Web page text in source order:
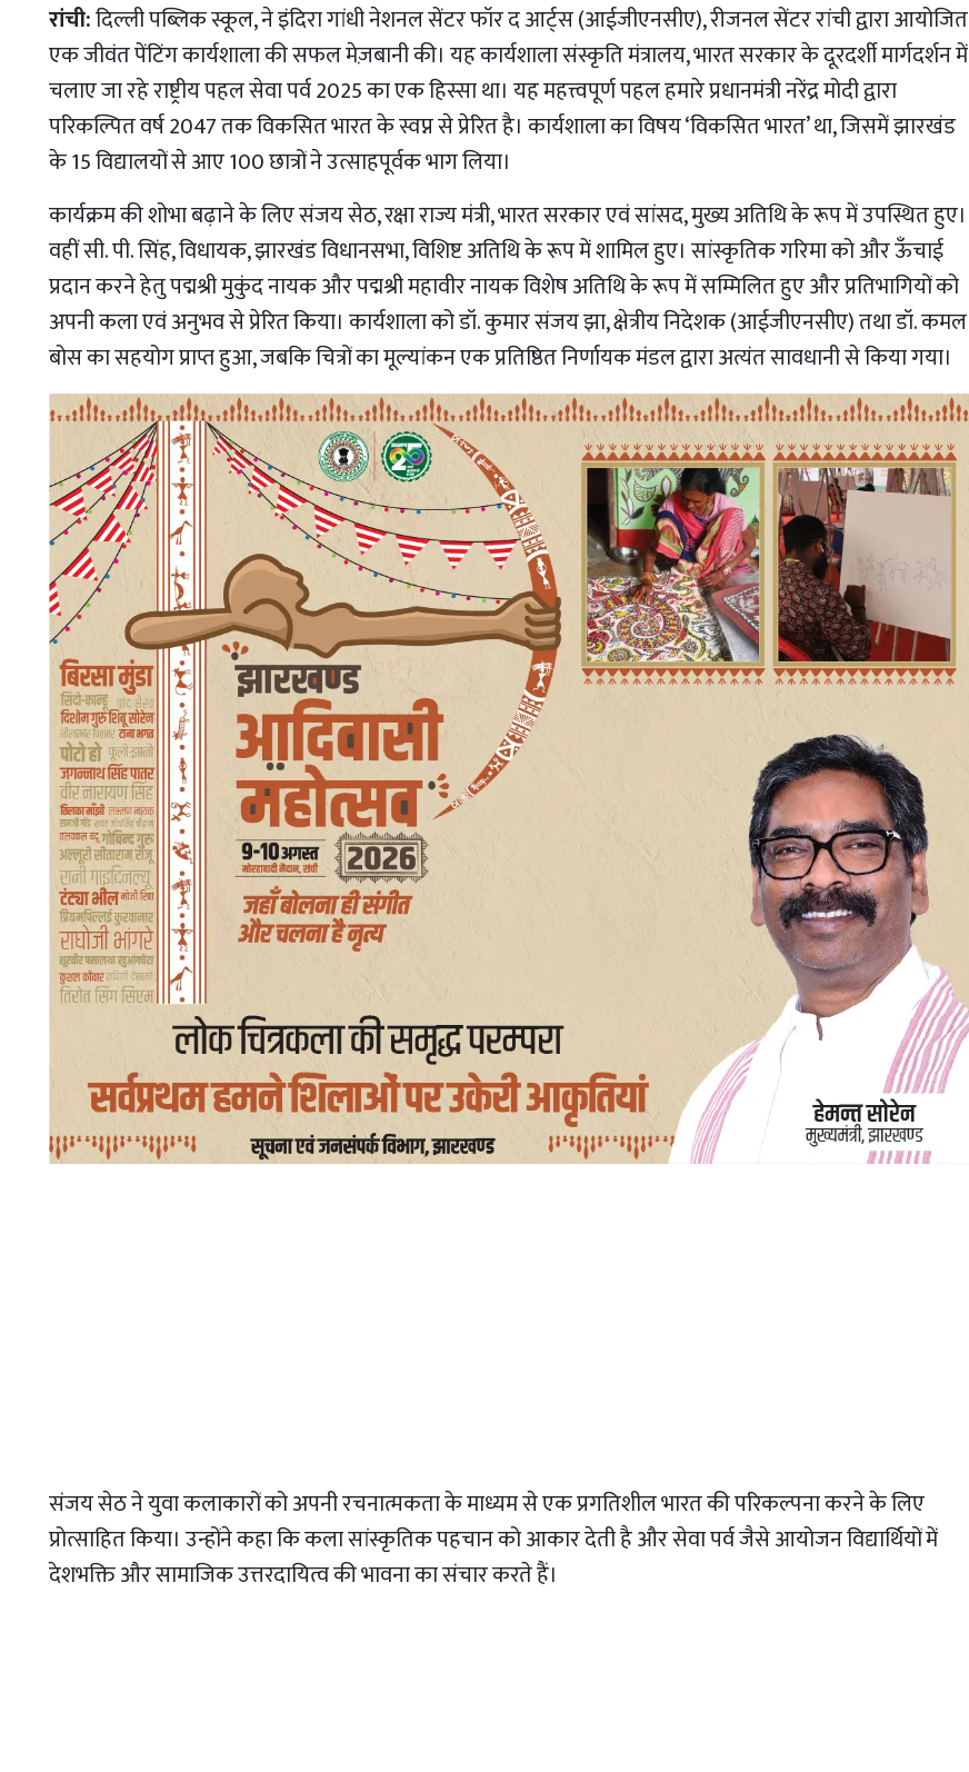
रांची:दिल्ली पब्लिक स्कूल, ने इंदिरा गांधी नेशनल सेंटर फॉर द आर्ट्स (आईजीएनसीए), रीजनल सेंटर रांची द्वारा आयोजित
एक जीवंत पेंटिंग कार्यशाला की सफल मेज़बानी की। यह कार्यशाला संस्कृति मंत्रालय, भारत सरकार के दूरदर्शी मार्गदर्शन में
चलाए जा रहे राष्ट्रीय पहल सेवा पर्व 2025 का एक हिस्सा था। यह महत्त्वपूर्ण पहल हमारे प्रधानमंत्री नरेंद्र मोदी द्वारा
परिकल्पित वर्ष 2047 तक विकसित भारत के स्वप्न से प्रेरित है। कार्यशाला का विषय ‘विकसित भारत’ था, जिसमें झारखंड
के 15 विद्यालयों से आए 100 छात्रों ने उत्साहपूर्वक भाग लिया।
कार्यक्रम की शोभा बढ़ाने के लिए संजय सेठ, रक्षा राज्य मंत्री, भारत सरकार एवं सांसद, मुख्य अतिथि के रूप में उपस्थित हुए।
वहीं सी. पी. सिंह, विधायक, झारखंड विधानसभा, विशिष्ट अतिथि के रूप में शामिल हुए। सांस्कृतिक गरिमा को और ऊँचाई
प्रदान करने हेतु पद्मश्री मुकुंद नायक और पद्मश्री महावीर नायक विशेष अतिथि के रूप में सम्मिलित हुए और प्रतिभागियों को
अपनी कला एवं अनुभव से प्रेरित किया। कार्यशाला को डॉ. कुमार संजय झा, क्षेत्रीय निदेशक (आईजीएनसीए) तथा डॉ. कमल
बोस का सहयोग प्राप्त हुआ, जबकि चित्रों का मूल्यांकन एक प्रतिष्ठित निर्णायक मंडल द्वारा अत्यंत सावधानी से किया गया।
संजय सेठ ने युवा कलाकारों को अपनी रचनात्मकता के माध्यम से एक प्रगतिशील भारत की परिकल्पना करने के लिए
प्रोत्साहित किया। उन्होंने कहा कि कला सांस्कृतिक पहचान को आकार देती है और सेवा पर्व जैसे आयोजन विद्यार्थियों में
देशभक्ति और सामाजिक उत्तरदायित्व की भावना का संचार करते हैं।